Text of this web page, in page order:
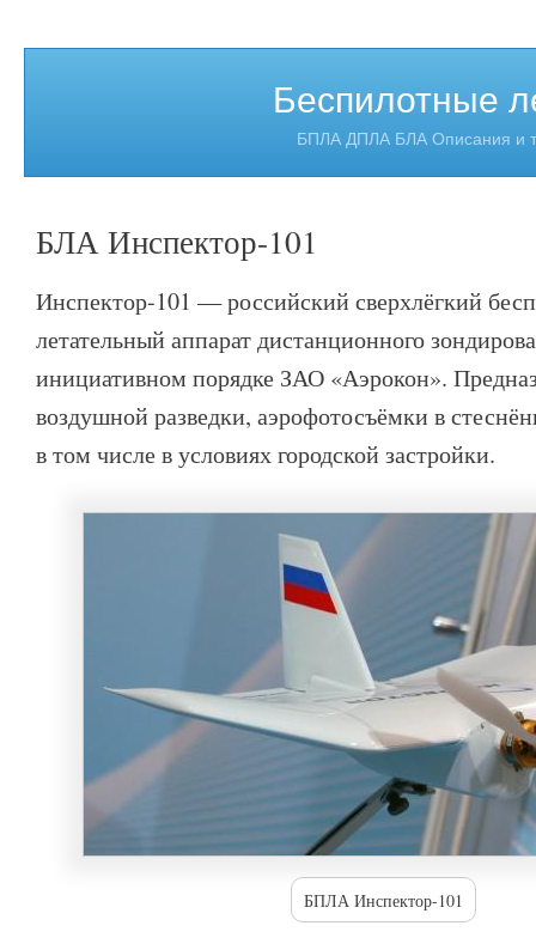
Беспилотные
БПЛА ДПЛА БЛА Описания и
БЛА Инспектор-101
Инспектор-101 — российский сверхлёгкий
летательный аппарат дистанционного
инициативном порядке ЗАО «Аэрокон».
воздушной разведки, аэрофотосъёмки в
в том числе в условиях городской застройки.
БПЛА Инспектор-101